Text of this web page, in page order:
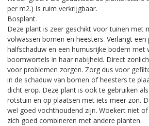
per m2.) Is ruim verkrijgbaar.
Bosplant.
Deze plant is zeer geschikt voor tuinen met
volwassen bomen en heesters. Verlangt een
halfschaduw en een humusrijke bodem met
boomwortels in haar nabijheid. Direct
voor problemen zorgen. Zorg dus voor
in de schaduw van bomen of heesters te
dicht erop. Deze plant is ook te gebruiken
rotstuin en op plaatsen met iets meer zon.
wel goed vochthoudend zijn. Woekert niet
zich goed combineren met andere planten.